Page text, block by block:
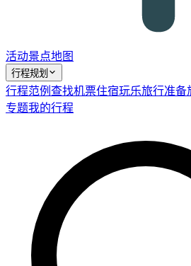
活动景点地图
行程规划
行程范例 查找机票住宿玩乐旅行准备
专题我的行程